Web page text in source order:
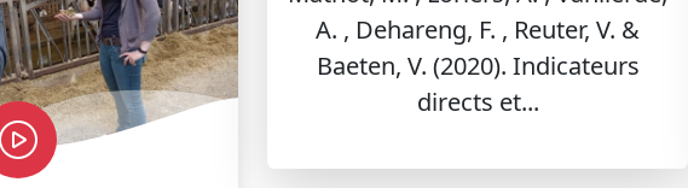
A. , Dehareng, F. , Reuter, V. &
Baeten, V. (2020). Indicateurs
directs et...